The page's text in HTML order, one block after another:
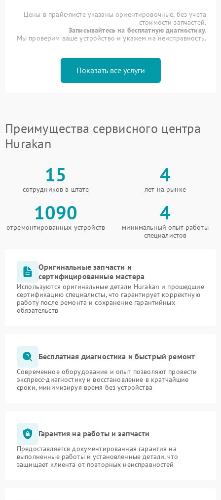
Цены в прайс-листе указаны ориентировочные, без учета
стоимости запчастей.
Записывайтесь на бесплатную диагностику.
Мы проверим ваше устройство и укажем на неисправность.
Показать все услуги
Преимущества сервисного центра
Hurakan
15
сотрудников в штате
4
лет на рынке
1090
отремонтированных устройств
4
минимальный опыт работы
специалистов
Оригинальные запчасти и
сертифицированные мастера
Используются оригинальные детали Hurakan и прошедшие
сертификацию специалисты, что гарантирует корректную
работу после ремонта и сохранение гарантийных
обязательств
Бесплатная диагностика и быстрый ремонт
Современное оборудование и опыт позволяют провести
экспресс-диагностику и восстановление в кратчайшие
сроки, минимизируя время без устройства
Гарантия на работы и запчасти
Предоставляется документированная гарантия на
выполненные работы и установленные детали, что
защищает клиента от повторных неисправностей